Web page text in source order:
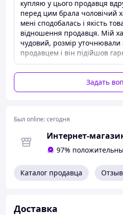
купляю у цього продавця
перед цим брала чоловічий
мені сподобалась і якість
відношення продавця. Мій
чудовий, розмір уточнювали
продавцем і він підійшов
Задать
Был online:сегодня
97%
Каталог продавца
Доставка